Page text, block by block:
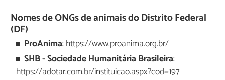
Nomes de ONGs de animais do Distrito Federal
(DF)
ProAnima: https://www.proanima.org.br/
SHB - Sociedade Humanitária Brasileira:
https://adotar.com.br/instituicao.aspx?cod=197